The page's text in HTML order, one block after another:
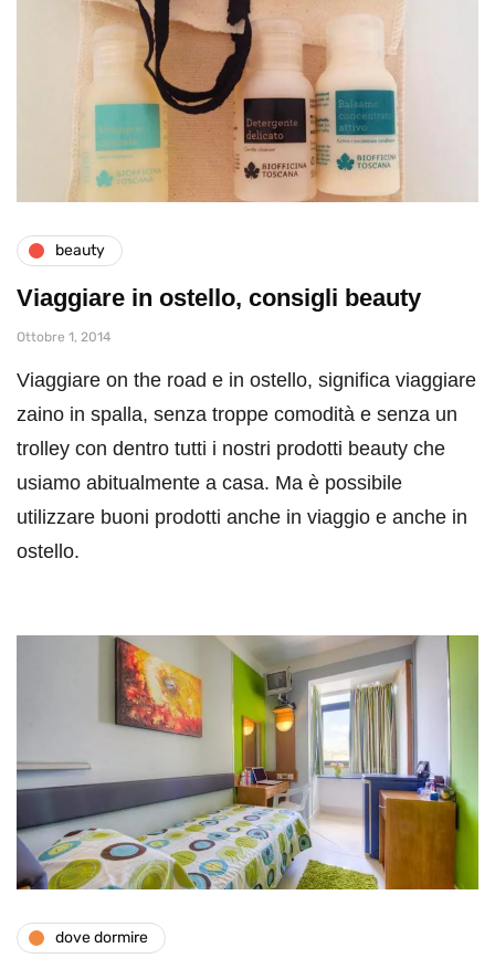
beauty
Viaggiare in ostello, consigli beauty
Ottobre 1, 2014
Viaggiare on the road e in ostello, significa viaggiare
zaino in spalla, senza troppe comodità e senza un
trolley con dentro tutti i nostri prodotti beauty che
usiamo abitualmente a casa. Ma è possibile
utilizzare buoni prodotti anche in viaggio e anche in
ostello.
dove dormire